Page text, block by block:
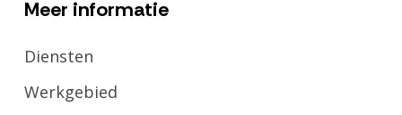
Meer informatie
Diensten
Werkgebied